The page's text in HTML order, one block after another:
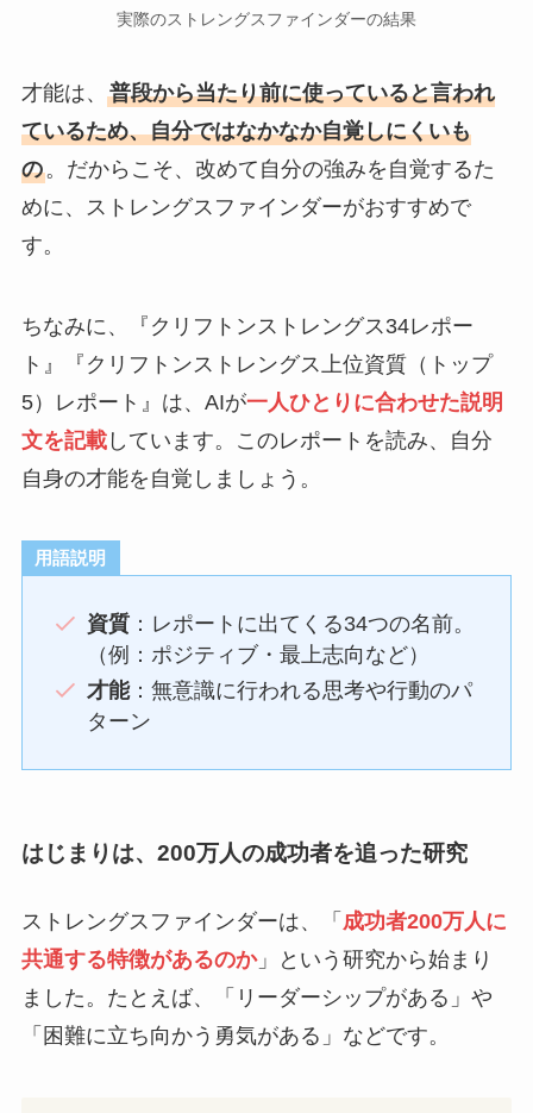
実際のストレングスファインダーの結果
才能は、 普段から当たり前に使っていると言われ
ているため、自分ではなかなか自覚しにくいも
の。だからこそ、改めて自分の強みを自覚するた
めに、ストレングスファインダーがおすすめで
す。
ちなみに、『クリフトンストレングス34レポー
ト』『クリフトンストレングス上位資質（トップ
5）レポート』は、AIが一人ひとりに合わせた説明
文を記載しています。このレポートを読み、自分
自身の才能を自覚しましょう。
用語説明
資質：レポートに出てくる34つの名前。
（例：ポジティブ・最上志向など）
才能：無意識に行われる思考や行動のパ
ターン
はじまりは、200万人の成功者を追った研究
ストレングスファインダーは、「 成功者200万人に
共通する特徴があるのか」という研究から始まり
ました。たとえば、「リーダーシップがある」や
「困難に立ち向かう勇気がある」などです。